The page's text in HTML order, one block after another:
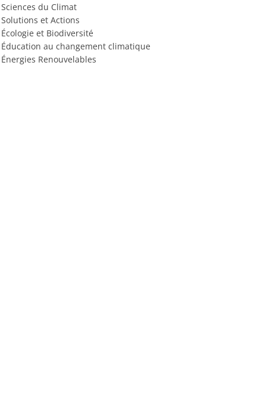
Sciences du Climat
Solutions et Actions
Écologie et Biodiversité
Éducation au changement climatique
Énergies Renouvelables